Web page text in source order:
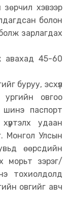
хэвээр
болон
зарлагдах
авахад 45-60
буруу, эсхүл
ургийн овгоо
шинэ паспорт
удаан
Монгол Улсын
өөрсдийн
морьт зэрэг/
тохиолдолд
овгийг авч